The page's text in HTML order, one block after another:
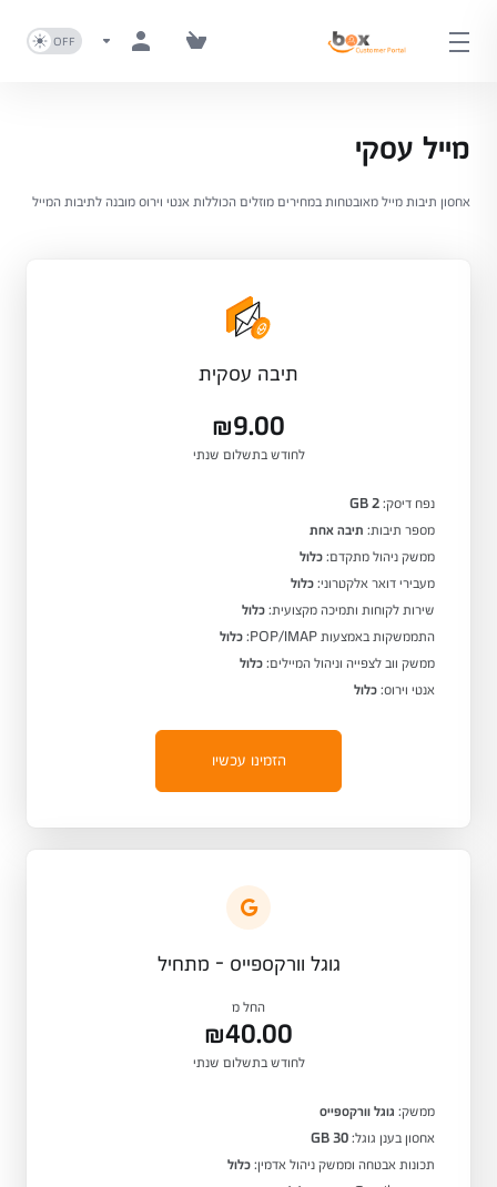
מייל עסקי
אחסון תיבות מייל מאובטחות במחירים מוזלים הכוללות אנטי וירוס מובנה לתיבות המייל
תיבה עסקית
₪9.00
לחודש בתשלום שנתי
נפח דיסק: 2 GB
מספר תיבות: תיבה אחת
ממשק ניהול מתקדם: כלול
מעבירי דואר אלקטרוני: כלול
שירות לקוחות ותמיכה מקצועית: כלול
התממשקות באמצעות POP/IMAP:
כלול
ממשק ווב לצפייה וניהול המיילים: כלול
אנטי וירוס: כלול
הזמינו עכשיו
גוגל וורקספייס - מתחיל
החל מ
₪40.00
לחודש בתשלום שנתי
ממשק: גוגל וורקספייס
אחסון בענן גוגל: 30 GB
תכונות אבטחה וממשק ניהול אדמין: כלול